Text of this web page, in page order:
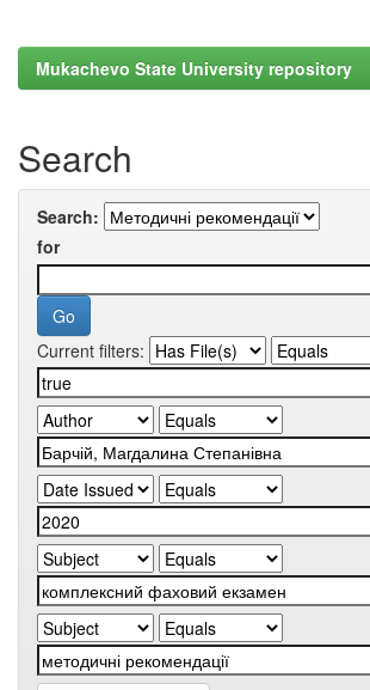
Mukachevo State University repository
Search
Search:
for
Current filters: